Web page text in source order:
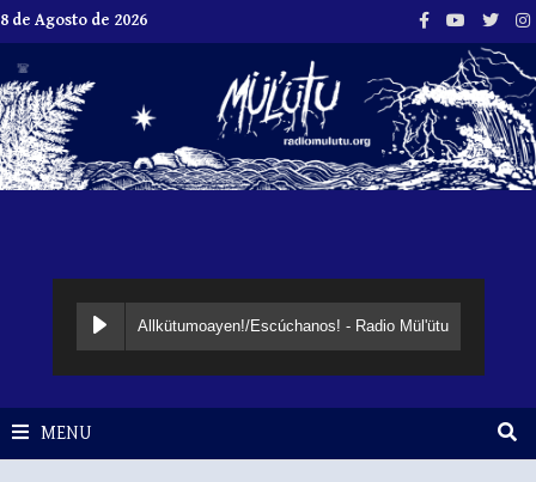
Skip
to
content
8 de Agosto de 2026
Allkütumoayen!/Escúchanos! - Radio Mül'ütu
MENU